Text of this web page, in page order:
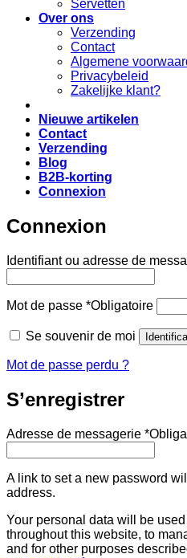
Servetten
Over ons
Verzending
Contact
Algemene
Privacybeleid
Zakelijke klant?
Nieuwe artikelen
Contact
Verzending
Blog
B2B-korting
Connexion
Connexion
Identifiant ou adresse de
Mot de passe *Obligatoire
Se souvenir de moi
Mot de passe perdu ?
S’enregistrer
Adresse de messagerie *
A link to set a new password
address.
Your personal data will be
throughout this website, to
and for other purposes